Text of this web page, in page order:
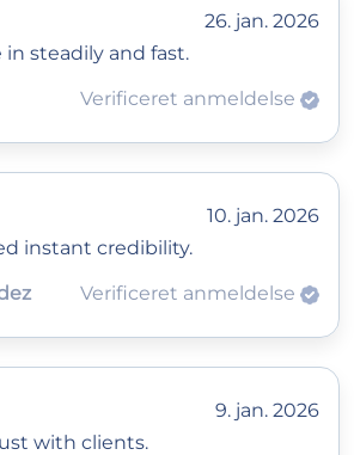
26. jan. 2026
in steadily and fast.
Verificeret anmeldelse
10. jan. 2026
instant credibility.
Verificeret anmeldelse
9. jan. 2026
with clients.